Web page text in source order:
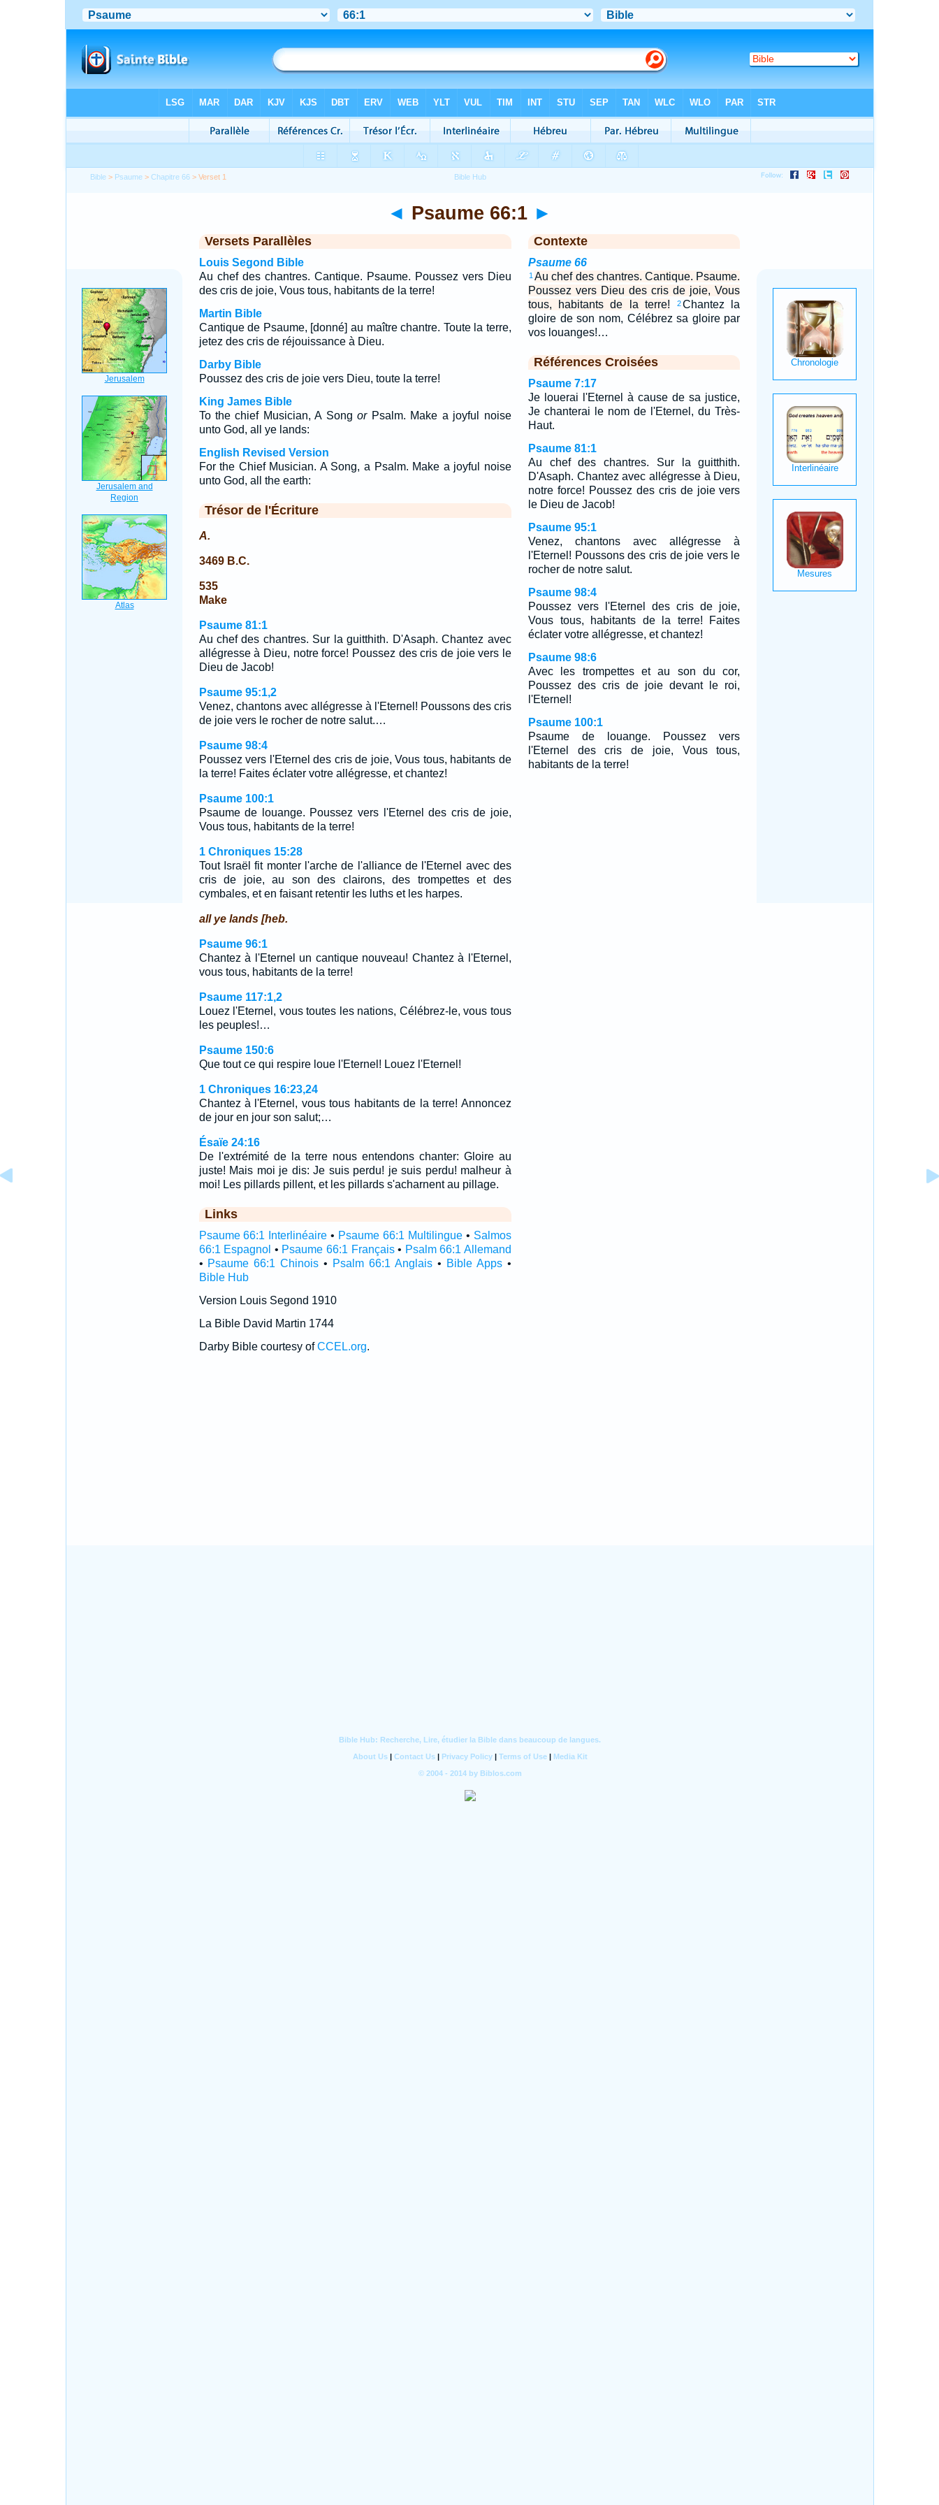
Bible > Psaume >Chapitre 66 > Verset 1
◄ Psaume 66:1 ►
Versets Parallèles
Louis Segond Bible
Au chef des chantres. Cantique. Psaume. Poussez vers Dieu
des cris de joie, Vous tous, habitants de la terre!
Martin Bible
Cantique de Psaume, [donné] au maître chantre. Toute la terre,
jetez des cris de réjouissance à Dieu.
Darby Bible
Poussez des cris de joie vers Dieu, toute la terre!
King James Bible
To the chief Musician, A SongorPsalm. Make a joyful noise
unto God, all ye lands:
English Revised Version
For the Chief Musician. A Song, a Psalm. Make a joyful noise
unto God, all the earth:
Trésor de l'Écriture
A.
3469 B.C.
535
Make
Psaume 81:1
Au chef des chantres. Sur la guitthith. D'Asaph. Chantez avec
allégresse à Dieu, notre force! Poussez des cris de joie vers le
Dieu de Jacob!
Psaume 95:1,2
Venez, chantons avec allégresse à l'Eternel! Poussons des cris
de joie vers le rocher de notre salut.…
Psaume 98:4
Poussez vers l'Eternel des cris de joie, Vous tous, habitants de
la terre! Faites éclater votre allégresse, et chantez!
Psaume 100:1
Psaume de louange. Poussez vers l'Eternel des cris de joie,
Vous tous, habitants de la terre!
1 Chroniques 15:28
Tout Israël fit monter l'arche de l'alliance de l'Eternel avec des
cris de joie, au son des clairons, des trompettes et des
cymbales, et en faisant retentir les luths et les harpes.
all ye lands [heb.
Psaume 96:1
Chantez à l'Eternel un cantique nouveau! Chantez à l'Eternel,
vous tous, habitants de la terre!
Psaume 117:1,2
Louez l'Eternel, vous toutes les nations, Célébrez-le, vous tous
les peuples!…
Psaume 150:6
Que tout ce qui respire loue l'Eternel! Louez l'Eternel!
1 Chroniques 16:23,24
Chantez à l'Eternel, vous tous habitants de la terre! Annoncez
de jour en jour son salut;…
Ésaïe 24:16
De l'extrémité de la terre nous entendons chanter: Gloire au
juste! Mais moi je dis: Je suis perdu! je suis perdu! malheur à
moi! Les pillards pillent, et les pillards s'acharnent au pillage.
Links
Psaume 66:1 Interlinéaire • Psaume 66:1 Multilingue • Salmos
66:1 Espagnol • Psaume 66:1 Français• Psalm 66:1 Allemand
• Psaume 66:1 Chinois • Psalm 66:1 Anglais • Bible Apps •
Bible Hub
Version Louis Segond 1910
La Bible David Martin 1744
Darby Bible courtesy ofCCEL.org.
Contexte
Psaume 66
1 Au chef des chantres. Cantique. Psaume.
Poussez vers Dieu des cris de joie, Vous
tous, habitants de la terre!
2Chantez la
gloire de son nom, Célébrez sa gloire par
vos louanges!…
Références Croisées
Psaume 7:17
Je louerai l'Eternel à cause de sa justice,
Je chanterai le nom de l'Eternel, du Très-
Haut.
Psaume 81:1
Au chef des chantres. Sur la guitthith.
D'Asaph. Chantez avec allégresse à Dieu,
notre force! Poussez des cris de joie vers
le Dieu de Jacob!
Psaume 95:1
Venez, chantons avec allégresse à
l'Eternel! Poussons des cris de joie vers le
rocher de notre salut.
Psaume 98:4
Poussez vers l'Eternel des cris de joie,
Vous tous, habitants de la terre! Faites
éclater votre allégresse, et chantez!
Psaume 98:6
Avec les trompettes et au son du cor,
Poussez des cris de joie devant le roi,
l'Eternel!
Psaume 100:1
Psaume de louange. Poussez vers
l'Eternel des cris de joie, Vous tous,
habitants de la terre!